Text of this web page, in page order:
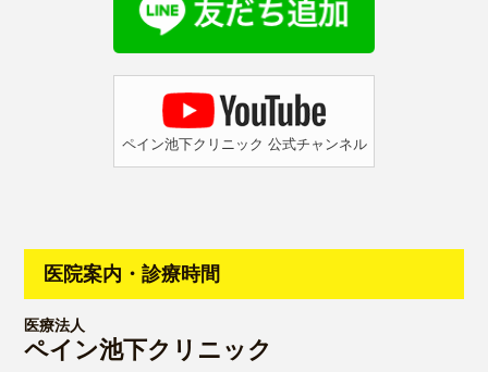
ペイン池下クリニック 公式チャンネル
院
案
内・
医院案内・診療時間
医療法人
ペイン池下クリニック